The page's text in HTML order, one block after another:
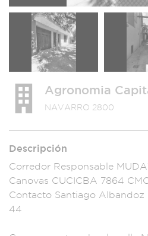
Agronomia
NAVARRO 2800
Descripción
Corredor Responsable
Canovas CUCICBA 7864
Contacto Santiago Albandoz
44